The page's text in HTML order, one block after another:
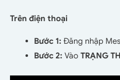
Trên điện thoại
Bước 1: Đăng nhập
Bước 2: Vào TRẠNG